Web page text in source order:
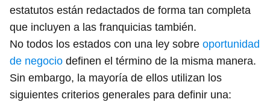
estatutos están redactados de forma tan completa
que incluyen a las franquicias también.
No todos los estados con una ley sobre oportunidad
de negocio definen el término de la misma manera.
Sin embargo, la mayoría de ellos utilizan los
siguientes criterios generales para definir una: